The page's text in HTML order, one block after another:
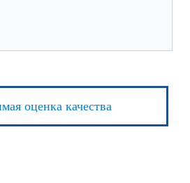
оценка качества